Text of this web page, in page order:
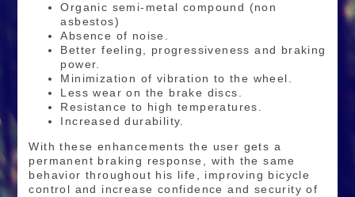
Organic semi-metal compound (non
asbestos)
Absence of noise.
Better feeling, progressiveness and braking
power.
Minimization of vibration to the wheel.
Less wear on the brake discs.
Resistance to high temperatures.
Increased durability.
With these enhancements the user gets a
permanent braking response, with the same
behavior throughout his life, improving bicycle
control and increase confidence and security of